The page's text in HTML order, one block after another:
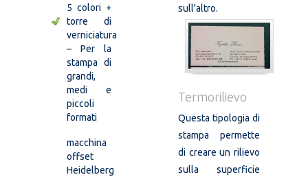
5 colori +
torre di
verniciatura
– Per la
stampa di
grandi,
medi e
piccoli
formati
macchina
offset
Heidelberg
sull'altro.
Termorilievo
Questa tipologia di
stampa permette
di creare un rilievo
sulla superficie